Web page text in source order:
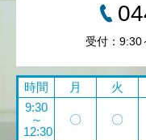
受付：9:30
時間 月 火
9:30
～
12:30
〇 〇